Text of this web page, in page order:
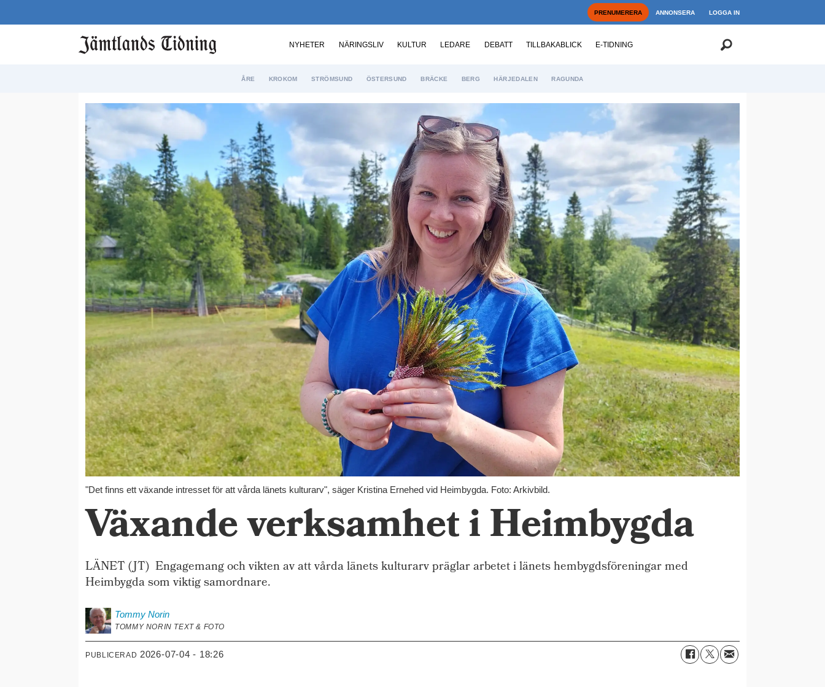
PRENUMERERA ANNONSERA LOGGA IN
NYHETER NÄRINGSLIV KULTUR LEDARE DEBATT TILLBAKABLICK E-TIDNING
ÅRE KROKOM STRÖMSUND ÖSTERSUND BRÄCKE BERG HÄRJEDALEN RAGUNDA
"Det finns ett växande intresset för att vårda länets kulturarv", säger Kristina Ernehed vid Heimbygda. Foto: Arkivbild.
Växande verksamhet i Heimbygda
LÄNET (JT) Engagemang och vikten av att vårda länets kulturarv präglar arbetet i länets hembygdsföreningar med
Heimbygda som viktig samordnare.
Tommy Norin
TOMMY NORIN TEXT & FOTO
PUBLICERAD 2026-07-04 - 18:26